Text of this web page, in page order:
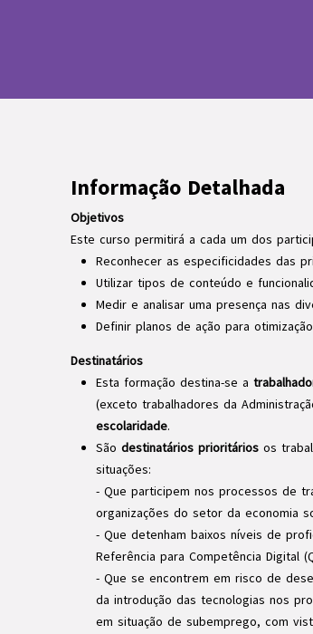
Informação Detalhada
Objetivos
Este curso permitirá a cada um dos
Reconhecer as especificidades das
Utilizar tipos de conteúdo e
Medir e analisar uma presença nas
Definir planos de ação para
Destinatários
Esta formação destina-se a
(exceto trabalhadores da
escolaridade.
São destinatários prioritáriosos
situações:
- Que participem nos processos de
organizações do setor da economia
- Que detenham baixos níveis de
Referência para Competência Digital
- Que se encontrem em risco de
da introdução das tecnologias nos
em situação de subemprego, com